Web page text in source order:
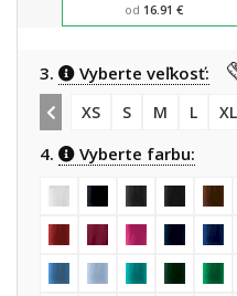
od 16.91 €
3. Vyberte veľkosť:
XS
S M L XL
4. Vyberte farbu: